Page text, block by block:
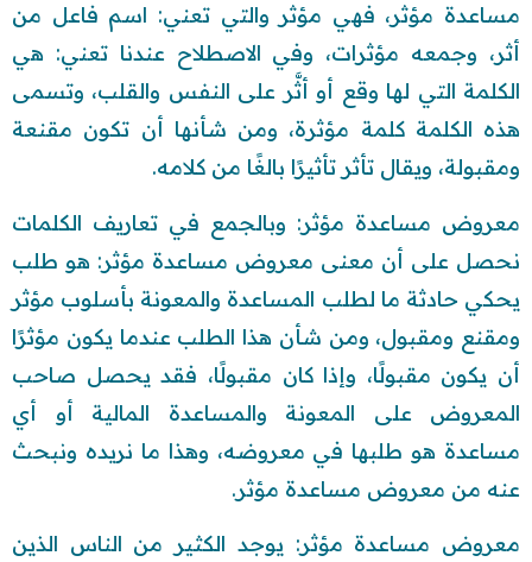
مساعدة مؤثر، فهي مؤثر والتي تعني: اسم فاعل من
أثر، وجمعه مؤثرات، وفي الاصطلاح عندنا تعني: هي
الكلمة التي لها وقع أو أثَّر على النفس والقلب، وتسمى
هذه الكلمة كلمة مؤثرة، ومن شأنها أن تكون مقنعة
ومقبولة، ويقال تأثر تأثيرًا بالغًا من كلامه.
معروض مساعدة مؤثر: وبالجمع في تعاريف الكلمات
نحصل على أن معنى معروض مساعدة مؤثر: هو طلب
يحكي حادثة ما لطلب المساعدة والمعونة بأسلوب مؤثر
ومقنع ومقبول، ومن شأن هذا الطلب عندما يكون مؤثرًا
أن يكون مقبولًا، وإذا كان مقبولًا، فقد يحصل صاحب
المعروض على المعونة والمساعدة المالية أو أي
مساعدة هو طلبها في معروضه، وهذا ما نريده ونبحث
عنه من معروض مساعدة مؤثر.
معروض مساعدة مؤثر: يوجد الكثير من الناس الذين